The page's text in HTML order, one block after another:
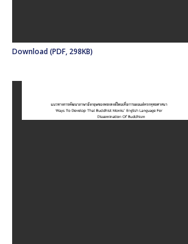
Download (PDF, 298KB)